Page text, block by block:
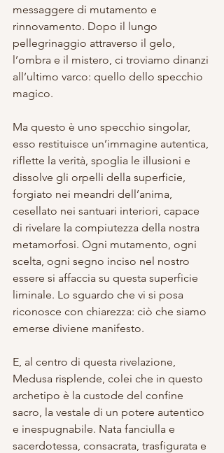
messaggere di mutamento e
rinnovamento. Dopo il lungo
pellegrinaggio attraverso il gelo,
l’ombra e il mistero, ci troviamo dinanzi
all’ultimo varco: quello dello specchio
magico.
Ma questo è uno specchio singolar,
esso restituisce un’immagine autentica,
riflette la verità, spoglia le illusioni e
dissolve gli orpelli della superficie,
forgiato nei meandri dell’anima,
cesellato nei santuari interiori, capace
di rivelare la compiutezza della nostra
metamorfosi. Ogni mutamento, ogni
scelta, ogni segno inciso nel nostro
essere si affaccia su questa superficie
liminale. Lo sguardo che vi si posa
riconosce con chiarezza: ciò che siamo
emerse diviene manifesto.
E, al centro di questa rivelazione,
Medusa risplende, colei che in questo
archetipo è la custode del confine
sacro, la vestale di un potere autentico
e inespugnabile. Nata fanciulla e
sacerdotessa, consacrata, trasfigurata e